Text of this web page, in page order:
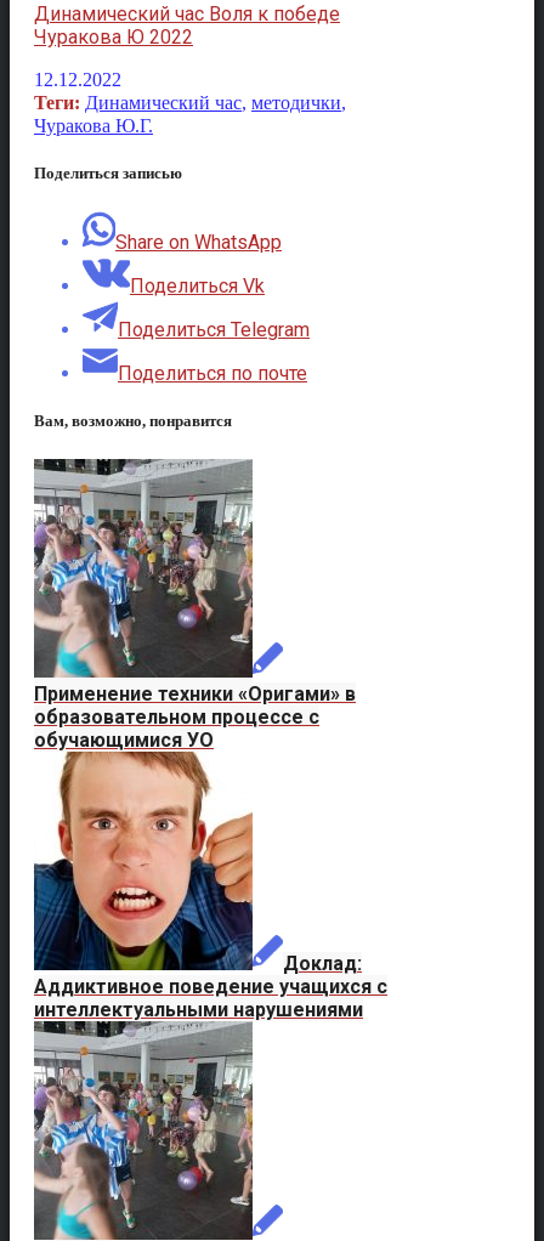
Динамический час Воля к победе
Чуракова Ю 2022
12.12.2022
Теги: Динамический час, методички,
Чуракова Ю.Г.
Поделиться записью
Share on WhatsApp
Поделиться Vk
Поделиться Telegram
Поделиться по почте
Вам, возможно, понравится
Применение техники «Оригами» в
образовательном процессе с
обучающимися УО
Доклад:
Аддиктивное поведение учащихся с
интеллектуальными нарушениями